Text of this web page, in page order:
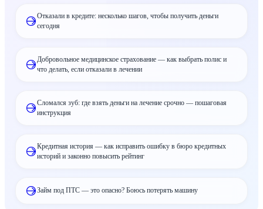
Отказали в кредите: несколько шагов, чтобы получить деньги
сегодня
Добровольное медицинское страхование — как выбрать полис и
что делать, если отказали в лечении
Сломался зуб: где взять деньги на лечение срочно — пошаговая
инструкция
Кредитная история — как исправить ошибку в бюро кредитных
историй и законно повысить рейтинг
Займ под ПТС — это опасно? Боюсь потерять машину